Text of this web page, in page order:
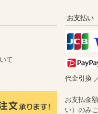
て
お支払い
代金引換
お支払金
い）のみ